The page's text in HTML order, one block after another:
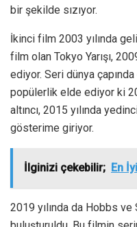
bir şekilde sızıyor.
İkinci film 2003 yılında
film olan Tokyo Yarışı,
ediyor. Seri dünya
popülerlik elde ediyor ki
altıncı, 2015 yılında
gösterime giriyor.
İlginizi çekebilir; En
2019 yılında da Hobbs